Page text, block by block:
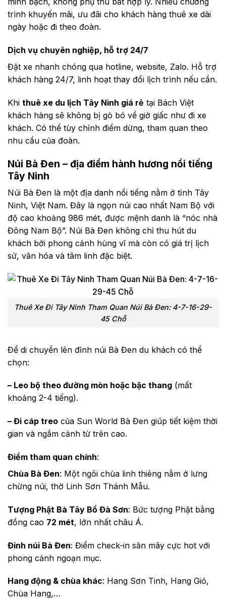
trình khuyến mãi, ưu đãi cho khách hàng thuê xe dài
ngày hoặc đi theo đoàn.
Dịch vụ chuyên nghiệp, hỗ trợ 24/7
Đặt xe nhanh chóng qua hotline, website, Zalo. Hỗ trợ
khách hàng 24/7, linh hoạt thay đổi lịch trình nếu cần.
Khi thuê xe du lịch Tây Ninh giá rẻ tại Bách Việt
khách hàng sẽ không bị gò bó về giờ giấc như đi xe
khách. Có thể tùy chỉnh điểm dừng, tham quan theo
nhu cầu của đoàn.
Núi Bà Đen – địa điểm hành hương nổi tiếng
Tây Ninh
Núi Bà Đen là một địa danh nổi tiếng nằm ở tỉnh Tây
Ninh, Việt Nam. Đây là ngọn núi cao nhất Nam Bộ với
độ cao khoảng 986 mét, được mệnh danh là “nóc nhà
Đông Nam Bộ”. Núi Bà Đen không chỉ thu hút du
khách bởi phong cảnh hùng vĩ mà còn có giá trị lịch
sử, văn hóa và tâm linh đặc biệt.
Thuê Xe Đi Tây Ninh Tham Quan Núi Bà Đen: 4-7-16-29-
45 Chỗ
Để di chuyển lên đỉnh núi Bà Đen du khách có thể
chọn:
– Leo bộ theo đường mòn hoặc bậc thang (mất
khoảng 2-4 tiếng).
– Đi cáp treo của Sun World Bà Đen giúp tiết kiệm thời
gian và ngắm cảnh từ trên cao.
Điểm tham quan chính:
Chùa Bà Đen: Một ngôi chùa linh thiêng nằm ở lưng
chừng núi, thờ Linh Sơn Thánh Mẫu.
Tượng Phật Bà Tây Bổ Đà Sơn: Bức tượng Phật bằng
đồng cao 72 mét, lớn nhất châu Á.
Đỉnh núi Bà Đen: Điểm check-in săn mây cực hot với
phong cảnh ngoạn mục.
Hang động & chùa khác: Hang Sơn Tinh, Hang Gió,
Chùa Hang,…